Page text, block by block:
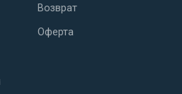
Возврат
Оферта